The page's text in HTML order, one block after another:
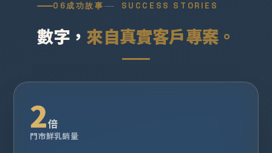
06成功故事 SUCCESS STORIES
數字， 來自真實客戶專案。
2倍
門市鮮乳銷量